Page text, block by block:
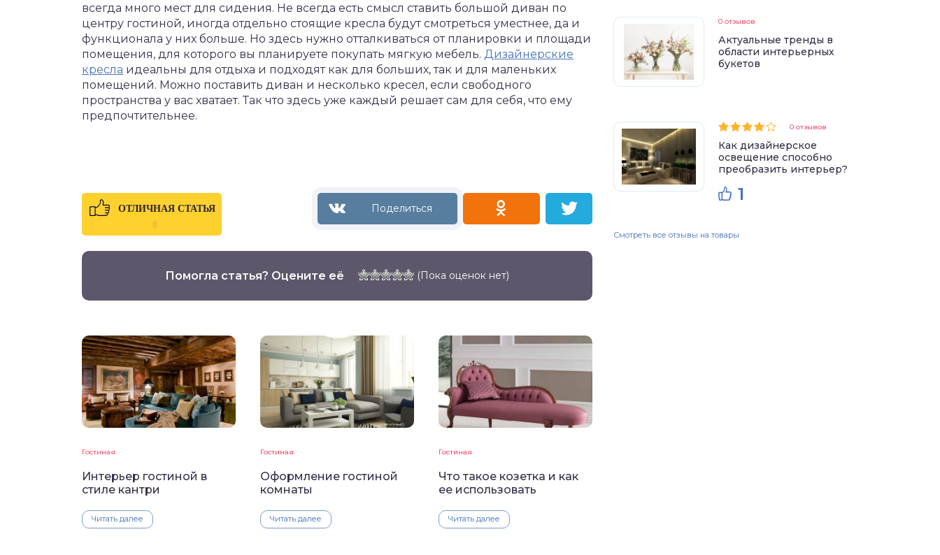
всегда много мест для сидения. Не всегда есть смысл ставить большой диван по
центру гостиной, иногда отдельно стоящие кресла будут смотреться уместнее, да и
функционала у них больше. Но здесь нужно отталкиваться от планировки и площади
помещения, для которого вы планируете покупать мягкую мебель. Дизайнерские
кресла идеальны для отдыха и подходят как для больших, так и для маленьких
помещений. Можно поставить диван и несколько кресел, если свободного
пространства у вас хватает. Так что здесь уже каждый решает сам для себя, что ему
предпочтительнее.
ОТЛИЧНАЯ СТАТЬЯ
0
Помогла статья? Оцените её (Пока оценок нет)
Гостиная
Интерьер гостиной в
стиле кантри
Читать далее
Гостиная
Оформление гостиной
комнаты
Читать далее
Гостиная
Что такое козетка и как
ее использовать
Читать далее
0 отзывов
Актуальные тренды в
области интерьерных
букетов
0 отзывов
Как дизайнерское
освещение способно
преобразить интерьер?
1
Смотреть все отзывы на товары